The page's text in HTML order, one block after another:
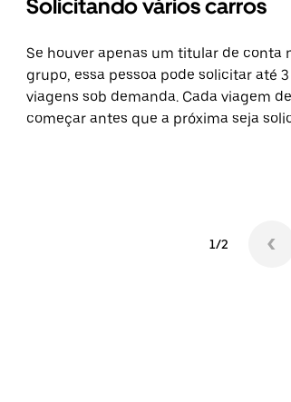
Solicitando vários carros
Se houver apenas um titular de conta
grupo, essa pessoa pode solicitar até 3
viagens sob demanda. Cada viagem
começar antes que a próxima seja
1/2